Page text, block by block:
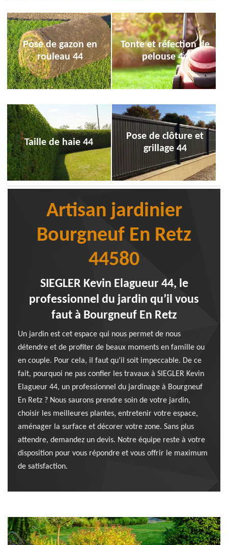
Pose de gazon en
rouleau 44
Tonte et réfection de
pelouse 44
Taille de haie 44
Pose de clôture et
grillage 44
Artisan jardinier
Bourgneuf En Retz
44580
SIEGLER Kevin Elagueur 44, le
professionnel du jardin qu’il vous
faut à Bourgneuf En Retz
Un jardin est cet espace qui nous permet de nous
détendre et de profiter de beaux moments en famille ou
en couple. Pour cela, il faut qu’il soit impeccable. De ce
fait, pourquoi ne pas confier les travaux à SIEGLER Kevin
Elagueur 44, un professionnel du jardinage à Bourgneuf
En Retz ? Nous saurons prendre soin de votre jardin,
choisir les meilleures plantes, entretenir votre espace,
aménager la surface et décorer votre zone. Sans plus
attendre, demandez un devis. Notre équipe reste à votre
disposition pour vous répondre et vous offrir le maximum
de satisfaction.